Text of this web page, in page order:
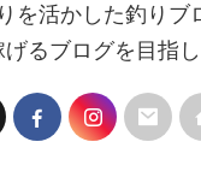
を活かした釣りブ
るブログを目指し